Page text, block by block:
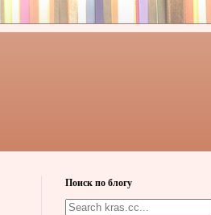
Поиск по блогу